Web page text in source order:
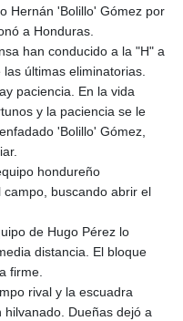
Hernán 'Bolillo' Gómez por
a Honduras.
han conducido a la "H" a
últimas eliminatorias.
paciencia. En la vida
y la paciencia se le
'Bolillo' Gómez,
hondureño
buscando abrir el
de Hugo Pérez lo
distancia. El bloque
firme.
rival y la escuadra
Dueñas dejó a